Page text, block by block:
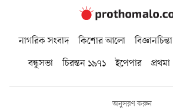
নাগরিক সংবাদ কিশোর আলো বিজ্ঞানচিন্তা
বন্ধুসভা
চিরন্তন ১৯৭১ ইপেপার প্রথমা
অনুসরণ করুন